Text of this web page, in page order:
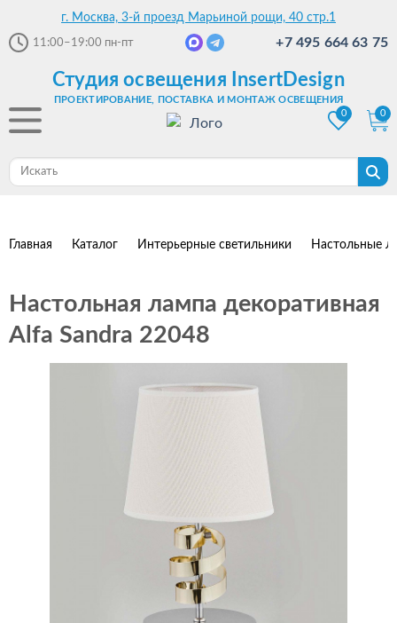
г. Москва, 3-й проезд Марьиной рощи, 40 стр.1
11:00–19:00 пн-пт +7 495 664 63 75
Студия освещения InsertDesign
ПРОЕКТИРОВАНИЕ, ПОСТАВКА И МОНТАЖ ОСВЕЩЕНИЯ
0
0
Главная Каталог Интерьерные светильники Настольные
Настольная лампа декоративная
Alfa Sandra 22048